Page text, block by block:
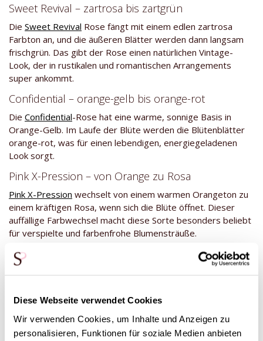
Diese Webseite verwendet Cookies
Wir verwenden Cookies, um Inhalte und Anzeigen zu
personalisieren, Funktionen für soziale Medien anbieten
Sweet Revival – zartrosa bis zartgrün
Die Sweet Revival Rose fängt mit einem edlen zartrosa
Farbton an, und die äußeren Blätter werden dann langsam
frischgrün. Das gibt der Rose einen natürlichen Vintage-
Look, der in rustikalen und romantischen Arrangements
super ankommt.
Confidential – orange-gelb bis orange-rot
Die Confidential-Rose hat eine warme, sonnige Basis in
Orange-Gelb. Im Laufe der Blüte werden die Blütenblätter
orange-rot, was für einen lebendigen, energiegeladenen
Look sorgt.
Pink X-Pression – von Orange zu Rosa
Pink X-Pression wechselt von einem warmen Orangeton zu
einem kräftigen Rosa, wenn sich die Blüte öffnet. Dieser
auffällige Farbwechsel macht diese Sorte besonders beliebt
für verspielte und farbenfrohe Blumensträuße.
Rosen in zwei Farben färben: blau-
weiß, rot-weiß & grün-weiß